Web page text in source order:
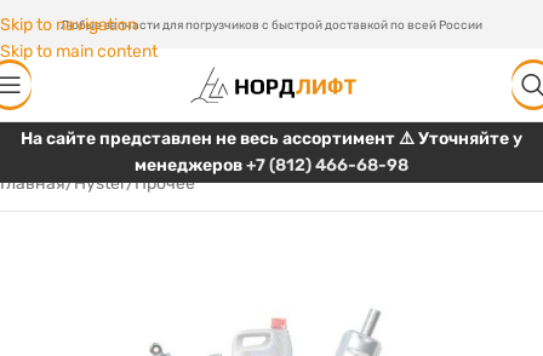
Skip to navigation
Skip to main content
Любые запчасти для погрузчиков с быстрой доставкой по всей России
На сайте представлен не весь ассортимент ⚠️ Уточняйте у
менеджеров+7 (812) 466-68-98
Главная/Hyster/Прочее